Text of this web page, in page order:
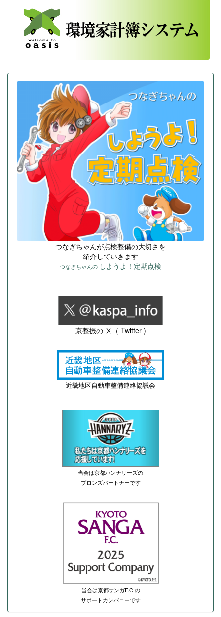
つなぎちゃんが点検整備の大切さを
紹介していきます
つなぎちゃんの しようよ！定期点検
京整振の Ⅹ（ Twitter )
近畿地区自動車整備連絡協議会
当会は京都ハンナリーズの
ブロンズパートナーです
当会は京都サンガF.C.の
サポートカンパニーです